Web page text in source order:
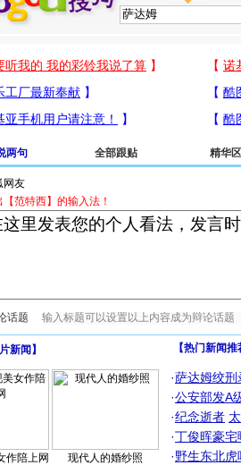
两句 全部跟贴 精华区
范特西】的输入法！
话题
新闻 】
作陪上网 现代人的婚纱照
【热门新闻
·萨达姆绞刑
·公安部发A
·纪念逝者
·丁俊晖豪
·野生东北